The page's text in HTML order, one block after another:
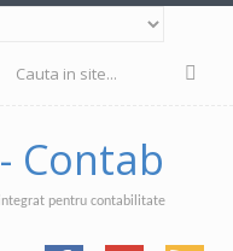
Formular de
Contab
pentru contabilitate